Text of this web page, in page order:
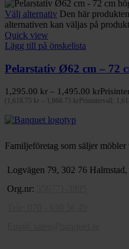
Välj alternativ Den här
alternativen kan väljas på
Quick view
Lägg till på önskelista
Pelarstativ Ø62 cm – 72
1,295.00 kr – 1,495.00 kr
1,618.75 kr 1,868.75 kr Prisintervall:
Familjeföretag som säljer
Logvägen 79, 302 76
Org.nr: